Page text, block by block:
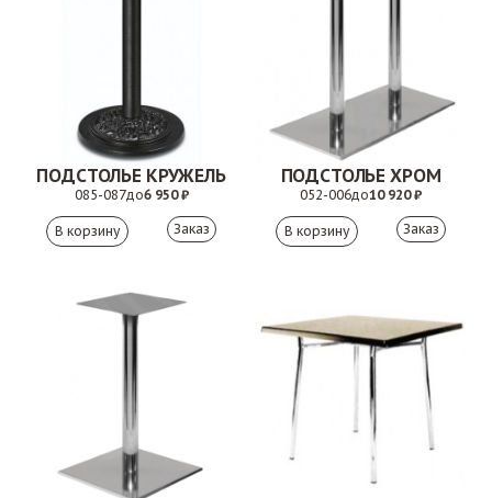
ПОДСТОЛЬЕ КРУЖЕЛЬ
085-087до6 950 ₽
Заказ
ПОДСТОЛЬЕ ХРОМ
052-006до10 920 ₽
Заказ